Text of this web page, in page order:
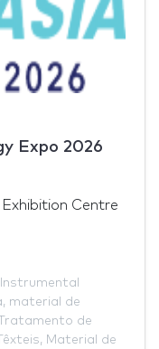
Expo 2026
Centre
Instrumental
, material de
de
, Material de